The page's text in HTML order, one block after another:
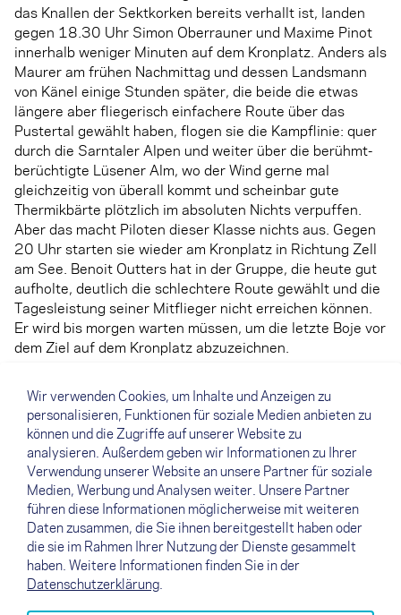
das Knallen der Sektkorken bereits verhallt ist, landen
gegen 18.30 Uhr Simon Oberrauner und Maxime Pinot
innerhalb weniger Minuten auf dem Kronplatz. Anders als
Maurer am frühen Nachmittag und dessen Landsmann
von Känel einige Stunden später, die beide die etwas
längere aber fliegerisch einfachere Route über das
Pustertal gewählt haben, flogen sie die Kampflinie: quer
durch die Sarntaler Alpen und weiter über die berühmt-
berüchtigte Lüsener Alm, wo der Wind gerne mal
gleichzeitig von überall kommt und scheinbar gute
Thermikbärte plötzlich im absoluten Nichts verpuffen.
Aber das macht Piloten dieser Klasse nichts aus. Gegen
20 Uhr starten sie wieder am Kronplatz in Richtung Zell
am See. Benoit Outters hat in der Gruppe, die heute gut
aufholte, deutlich die schlechtere Route gewählt und die
Tagesleistung seiner Mitflieger nicht erreichen können.
Er wird bis morgen warten müssen, um die letzte Boje vor
dem Ziel auf dem Kronplatz abzuzeichnen.
Stunden, nachdem der Sieger das Ziel erreicht hat,
sondern fix am 2. Juli. Mal sehen, wer es noch alles ins
Ziel schafft.
Text: Till Gottbrath (Captain NOVA Team Pilots)
PS: Schaut euch dasVideo von Tag 9und weitere Clips
in unseren Playlisten aufYouTubeundFacebookan.
Wir verwenden Cookies, um Inhalte und Anzeigen zu
personalisieren, Funktionen für soziale Medien anbieten zu
können und die Zugriffe auf unserer Website zu
analysieren. Außerdem geben wir Informationen zu Ihrer
Verwendung unserer Website an unsere Partner für soziale
Medien, Werbung und Analysen weiter. Unsere Partner
führen diese Informationen möglicherweise mit weiteren
Daten zusammen, die Sie ihnen bereitgestellt haben oder
die sie im Rahmen Ihrer Nutzung der Dienste gesammelt
haben. Weitere Informationen finden Sie in der
Datenschutzerklärung.